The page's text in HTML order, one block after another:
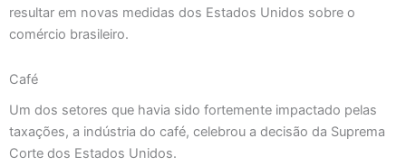
resultar em novas medidas dos Estados Unidos sobre o
comércio brasileiro.
Café
Um dos setores que havia sido fortemente impactado pelas
taxações, a indústria do café, celebrou a decisão da Suprema
Corte dos Estados Unidos.